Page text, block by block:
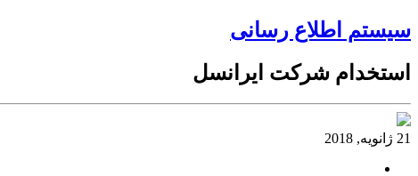
سیستم اطلاع رسانی
استخدام شرکت ایرانسل
21 ژانویه, 2018